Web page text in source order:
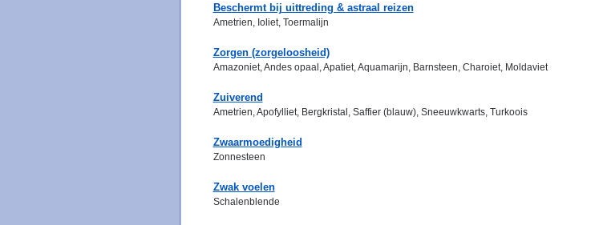
Beschermt bij uittreding & astraal reizen
Ametrien, Ioliet, Toermalijn
Zorgen (zorgeloosheid)
Amazoniet, Andes opaal, Apatiet, Aquamarijn, Barnsteen, Charoiet, Moldaviet
Zuiverend
Ametrien, Apofylliet, Bergkristal, Saffier (blauw), Sneeuwkwarts, Turkoois
Zwaarmoedigheid
Zonnesteen
Zwak voelen
Schalenblende